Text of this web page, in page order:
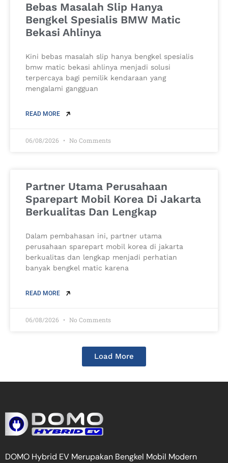
Bebas Masalah Slip Hanya
Bengkel Spesialis BMW Matic
Bekasi Ahlinya
Kini bebas masalah slip hanya bengkel spesialis
bmw matic bekasi ahlinya menjadi solusi
terpercaya bagi pemilik kendaraan yang
mengalami gangguan
READ MORE
06/08/2026 No Comments
Partner Utama Perusahaan
Sparepart Mobil Korea Di Jakarta
Berkualitas Dan Lengkap
Dalam pembahasan ini, partner utama
perusahaan sparepart mobil korea di jakarta
berkualitas dan lengkap menjadi perhatian
banyak bengkel matic karena
READ MORE
06/08/2026 No Comments
Load More
DOMO Hybrid EV Merupakan Bengkel Mobil Modern